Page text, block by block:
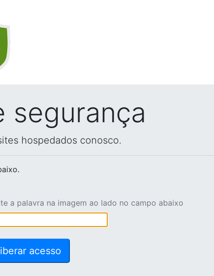
segurança
hospedados conosco.
a palavra na imagem ao lado no campo abaixo